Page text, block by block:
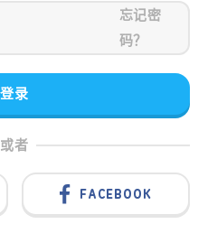
忘记密
码？
登录
或者
FACEBOOK